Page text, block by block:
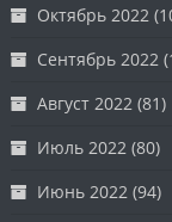
Октябрь 2022
Сентябрь 2022
Август 2022 (81)
Июль 2022 (80)
Июнь 2022 (94)